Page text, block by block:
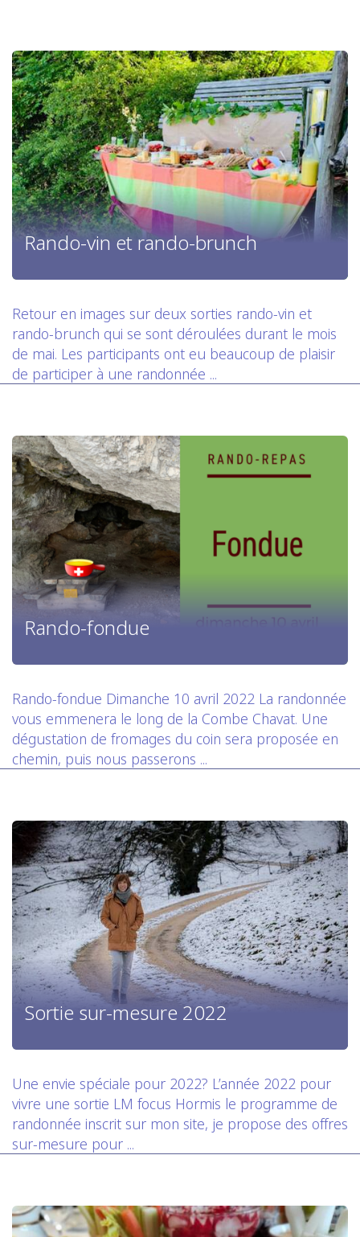
Rando-vin et rando-brunch
Retour en images sur deux sorties rando-vin et
rando-brunch qui se sont déroulées durant le mois
de mai. Les participants ont eu beaucoup de plaisir
de participer à une randonnée ...
Rando-fondue
Rando-fondue Dimanche 10 avril 2022 La randonnée
vous emmenera le long de la Combe Chavat. Une
dégustation de fromages du coin sera proposée en
chemin, puis nous passerons ...
Sortie sur-mesure 2022
Une envie spéciale pour 2022? L’année 2022 pour
vivre une sortie LM focus Hormis le programme de
randonnée inscrit sur mon site, je propose des offres
sur-mesure pour ...